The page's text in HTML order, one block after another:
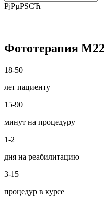
РјРµРЅСЋ
Фототерапия M22
18-50+
лет пациенту
15-90
минут на процедуру
1-2
дня на реабилитацию
3-15
процедур в курсе